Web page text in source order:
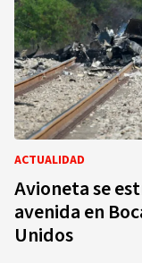
ACTUALIDAD
Avioneta se
avenida en
Unidos